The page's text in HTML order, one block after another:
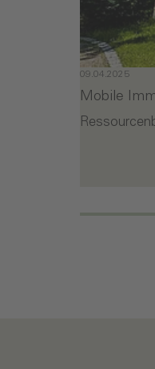
09.04.2025
Mobile